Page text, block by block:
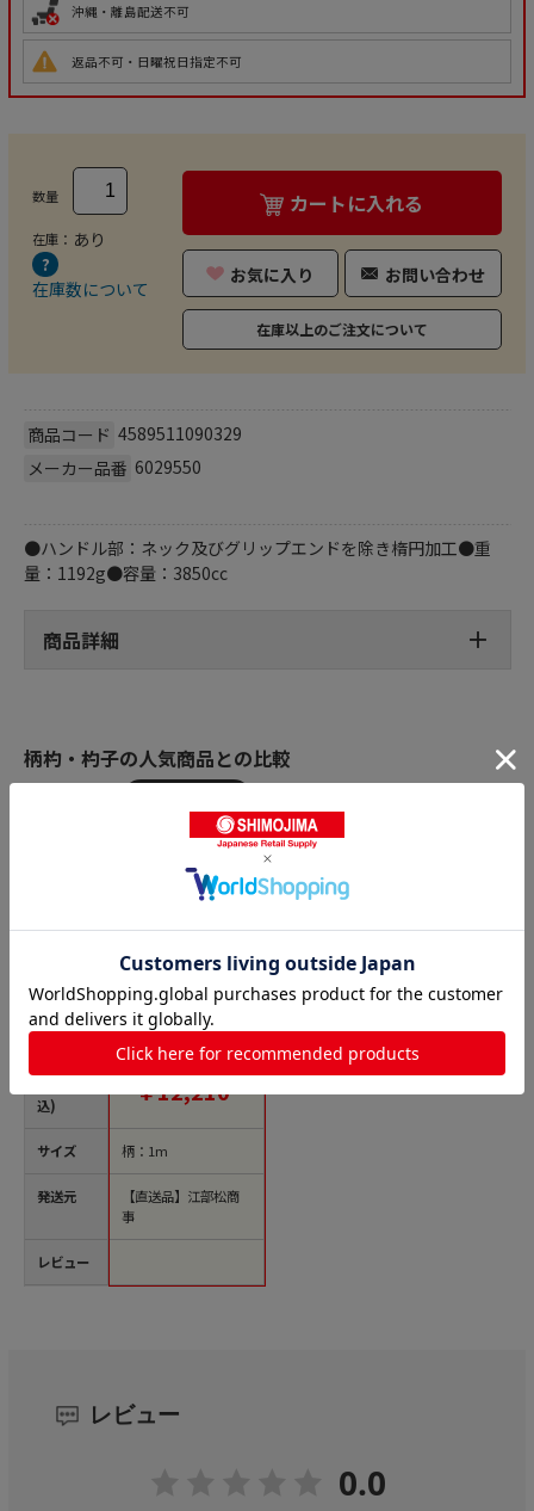
沖縄・離島配送不可
返品不可・日曜祝日指定不可
数量
在庫： あり
在庫数について
カートに入れる
お気に入り お問い合わせ
在庫以上のご注文について
商品コード 4589511090329
メーカー品番 6029550
●ハンドル部：ネック及びグリップエンドを除き楕円加工●重
量：1192g●容量：3850cc
商品詳細
柄杓・杓子の人気商品との比較
商品名
込)
サイズ
発送元
レビュー
神子島製作所 18-8
長柄付ひしゃく楕円
L）柄長1m 1個（ご注
文単位1個）【直送
品】￥12,210
柄：1m
【直送品】江部松商
事
レビュー
0.0